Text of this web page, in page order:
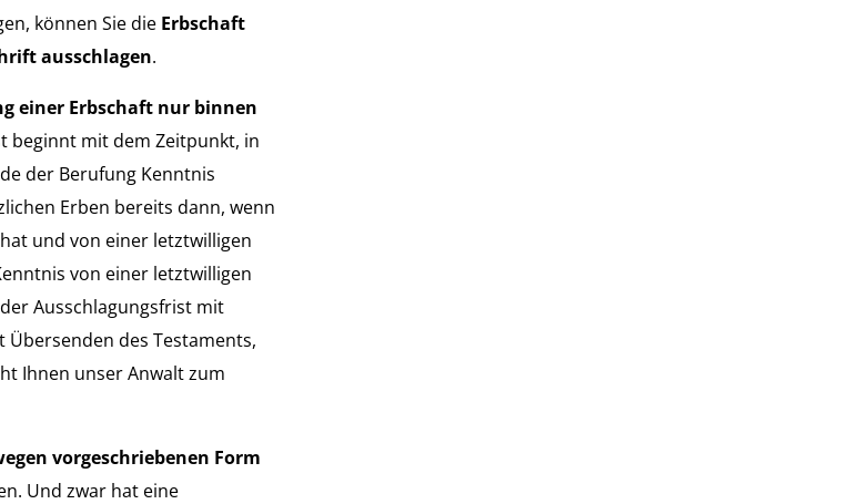
können Sie die Erbschaft
ausschlagen.
einer Erbschaft nur binnen
beginnt mit dem Zeitpunkt, in
der Berufung Kenntnis
Erben bereits dann, wenn
und von einer letztwilligen
von einer letztwilligen
Ausschlagungsfrist mit
Übersenden des Testaments,
Ihnen unser Anwalt zum
vorgeschriebenen Form
Und zwar hat eine